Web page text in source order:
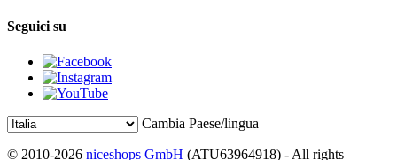
Seguici su
Cambia Paese/lingua
© 2010-2026 niceshops GmbH (ATU63964918) - All rights